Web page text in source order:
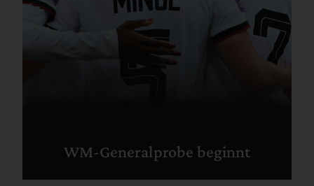
WM-Generalprobe beginnt